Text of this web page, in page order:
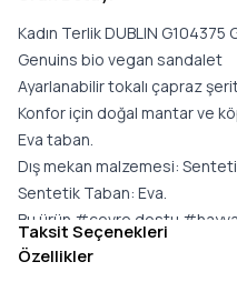
Kadın Terlik DUBLIN
Genuins bio vegan sandalet
Ayarlanabilir tokalı çapraz
Konfor için doğal mantar ve
Eva taban.
Dış mekan malzemesi:
Sentetik Taban: Eva.
Bu ürün #çevre dostu
uygundur.
Taksit Seçenekleri
Özellikler